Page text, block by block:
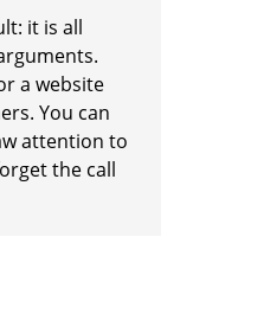
it is all
a website
You can
attention to
the call